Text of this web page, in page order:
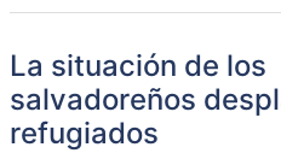
La situación de los
salvadoreños
refugiados